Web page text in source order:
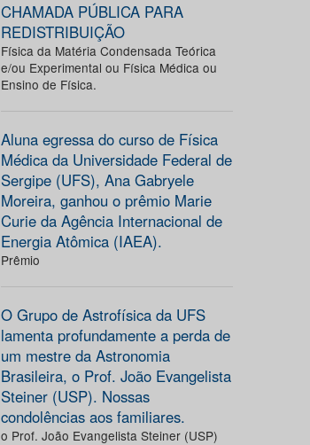
CHAMADA PÚBLICA PARA
REDISTRIBUIÇÃO
Física da Matéria Condensada Teórica
e/ou Experimental ou Física Médica ou
Ensino de Física.
Aluna egressa do curso de Física
Médica da Universidade Federal de
Sergipe (UFS), Ana Gabryele
Moreira, ganhou o prêmio Marie
Curie da Agência Internacional de
Energia Atômica (IAEA).
Prêmio
O Grupo de Astrofísica da UFS
lamenta profundamente a perda de
um mestre da Astronomia
Brasileira, o Prof. João Evangelista
Steiner (USP). Nossas
condolências aos familiares.
o Prof. João Evangelista Steiner (USP)